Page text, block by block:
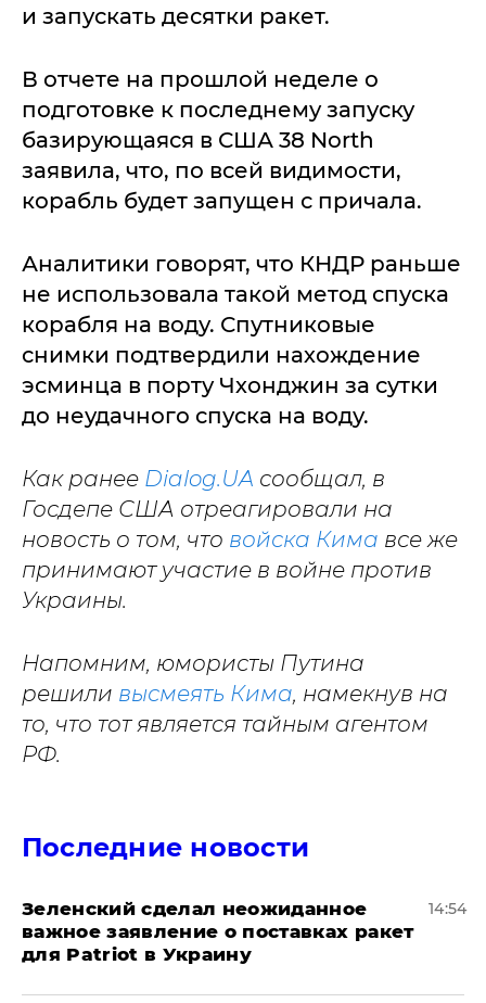
и запускать десятки ракет.
В отчете на прошлой неделе о
подготовке к последнему запуску
базирующаяся в США 38 North
заявила, что, по всей видимости,
корабль будет запущен с причала.
Аналитики говорят, что КНДР раньше
не использовала такой метод спуска
корабля на воду. Спутниковые
снимки подтвердили нахождение
эсминца в порту Чхонджин за сутки
до неудачного спуска на воду.
Как ранее Dialog.UA сообщал, в
Госдепе США отреагировали на
новость о том, что войска Кима все же
принимают участие в войне против
Украины.
Напомним, юмористы Путина
решили высмеять Кима, намекнув на
то, что тот является тайным агентом
РФ.
Последние новости
Зеленский сделал неожиданное
важное заявление о поставках ракет
для Patriot в Украину
14:54